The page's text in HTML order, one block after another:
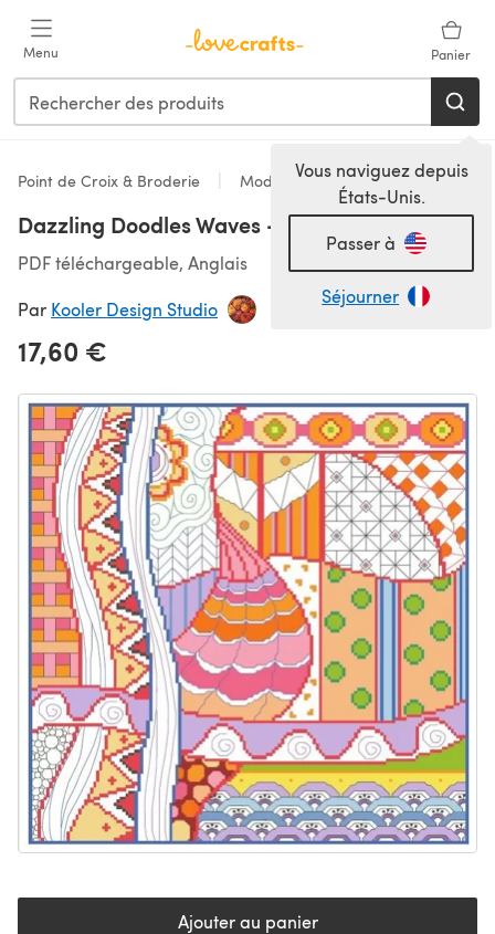
Menu Panier
Vous naviguez depuis
États-Unis.
Passer à
Séjourner
Point de Croix & Broderie Modèles
Dazzling Doodles Waves - PDF
PDF téléchargeable, Anglais
Par Kooler Design Studio
17,60 €
Ajouter au panier